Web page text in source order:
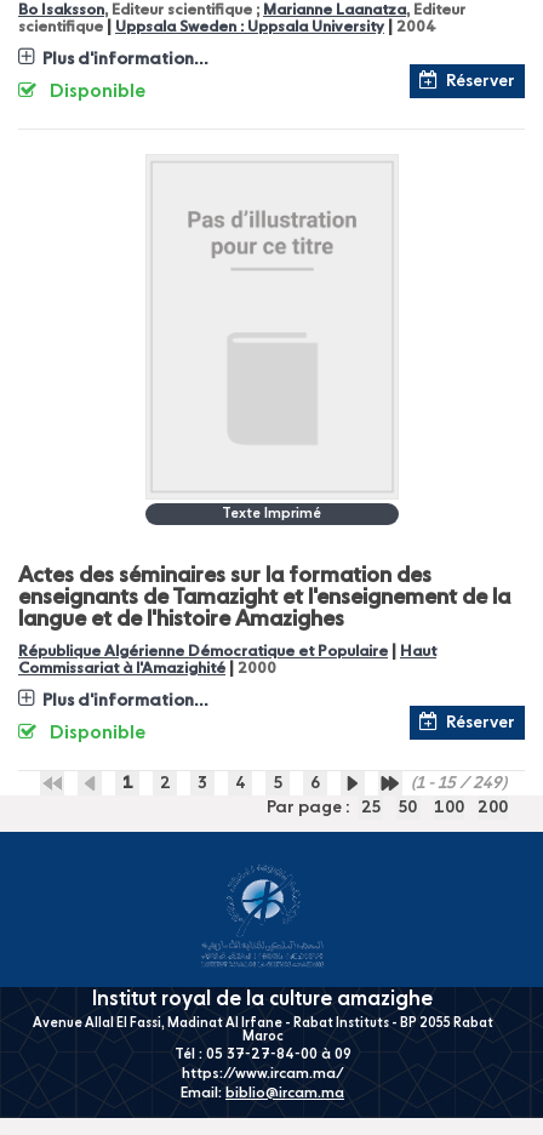
Bo Isaksson, Editeur scientifique ; Marianne Laanatza, Editeur
scientifique
Uppsala Sweden : Uppsala University 2004
Plus d'information...
Réserver
Disponible
Texte Imprimé
Actes des séminaires sur la formation des
enseignants de Tamazight et l'enseignement de la
langue et de l'histoire Amazighes
République Algérienne Démocratique et Populaire
Haut
Commissariat à l'Amazighité
2000
Plus d'information...
Réserver
Disponible
1 2 3 4 5 6
(1 - 15 / 249)
Par page :
25 50 100 200
Institut royal de la culture amazighe
Avenue Allal El Fassi, Madinat Al Irfane - Rabat Instituts - BP 2055 Rabat
Maroc
Tél : 05 37-27-84-00 à 09
https://www.ircam.ma/
Email: biblio@ircam.ma